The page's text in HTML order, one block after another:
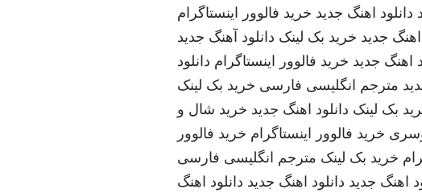
دانلود اهنگ جدید خرید فالوور اینستاگرام
اهنگ جدید خرید بک لینک دانلود آهنگ جدید
اهنگ جدید خرید فالوور اینستاگرام دانلود
مترجم انگلیسی فارسی خرید بک لینک
بک لینک دانلود اهنگ جدید خرید شال و
خرید فالوور اینستاگرام خرید فالوور
خرید بک لینک مترجم انگلیسی فارسی
اهنگ جدید دانلود اهنگ جدید دانلود اهنگ